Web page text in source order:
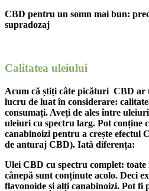
CBD pentru un somn mai bun:
supradozaj
Calitatea uleiului
Acum că știți câte picături CBD ar
lucru de luat în considerare:
consumați. Aveți de ales între
uleiuri cu spectru larg. Pot conține
canabinoizi pentru a crește efectul
de anturaj CBD). Iată diferența:
Ulei CBD cu spectru complet: toate
cânepă sunt conținute acolo. Deci
flavonoide și alți canabinoizi. Pot fi